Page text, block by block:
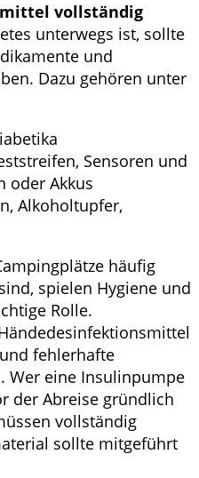
vollständig
unterwegs ist, sollte
und
Dazu gehören unter
Sensoren und
oder Akkus
Alkoholtupfer,
häufig
spielen Hygiene und
Rolle.
fehlerhafte
Wer eine Insulinpumpe
der Abreise gründlich
vollständig
sollte mitgeführt